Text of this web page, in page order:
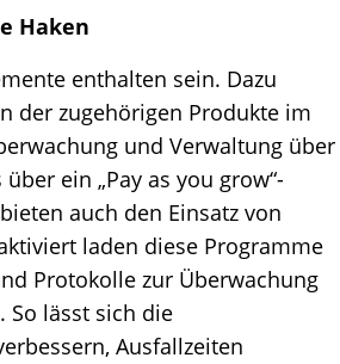
Haken
enthalten sein. Dazu
der zugehörigen Produkte im
und Verwaltung über
ein „Pay as you grow“-
auch den Einsatz von
laden diese Programme
Protokolle zur Überwachung
So lässt sich die
Ausfallzeiten